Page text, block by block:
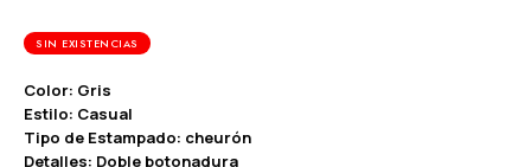
SIN EXISTENCIAS
Color: Gris
Estilo: Casual
Tipo de Estampado: cheurón
Detalles: Doble botonadura